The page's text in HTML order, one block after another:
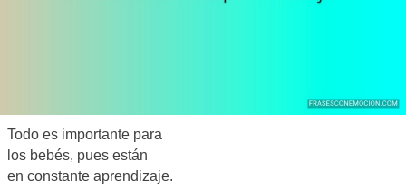
Todo es importante para
los bebés, pues están
en constante aprendizaje.